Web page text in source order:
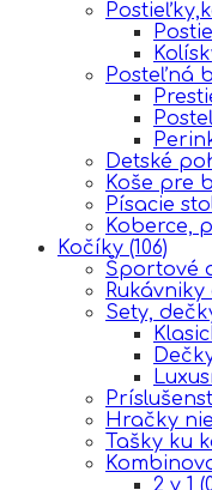
Posteľná
Detské
Koše pre
Písacie
Koberce,
Kočíky (106)
Športové
Sety,
Hračky
Tašky ku
2 v 1